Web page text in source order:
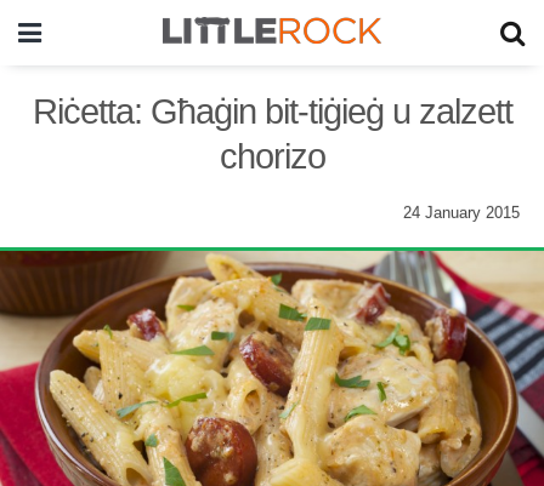
Riċetta: Għaġin bit-tiġieġ u zalzett
chorizo
24 January 2015